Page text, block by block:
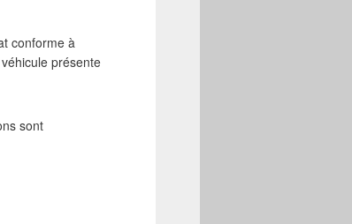
conforme à
présente
sont